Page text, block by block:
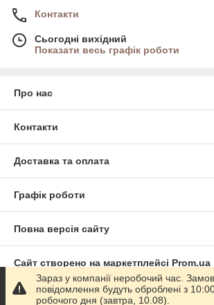
Контакти
Сьогодні вихідний
Показати весь графік роботи
Про нас
Контакти
Доставка та оплата
Графік роботи
Повна версія сайту
Сайт створено на маркетплейсі Prom.ua
Політика конфіденційності
Зараз у компанії неробочий час.
повідомлення будуть оброблені з
робочого дня (завтра, 10.08).